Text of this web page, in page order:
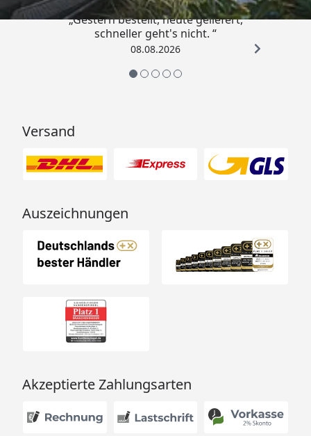
„Gestern bestellt, heute geliefert,
schneller geht's nicht. “
08.08.2026
Versand
Auszeichnungen
Akzeptierte Zahlungsarten